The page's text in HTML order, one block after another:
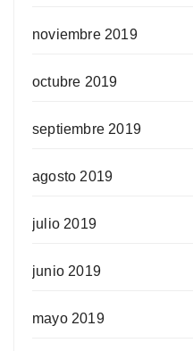
noviembre 2019
octubre 2019
septiembre 2019
agosto 2019
julio 2019
junio 2019
mayo 2019